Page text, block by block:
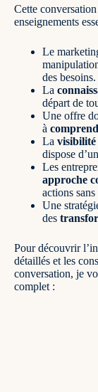
Cette
enseignements
Le
des besoins.
La
départ de
Une offre
à
La visibilité
dispose
Les
approche
actions
Une
des
Pour découvrir
détaillés et les
conversation, je
complet :